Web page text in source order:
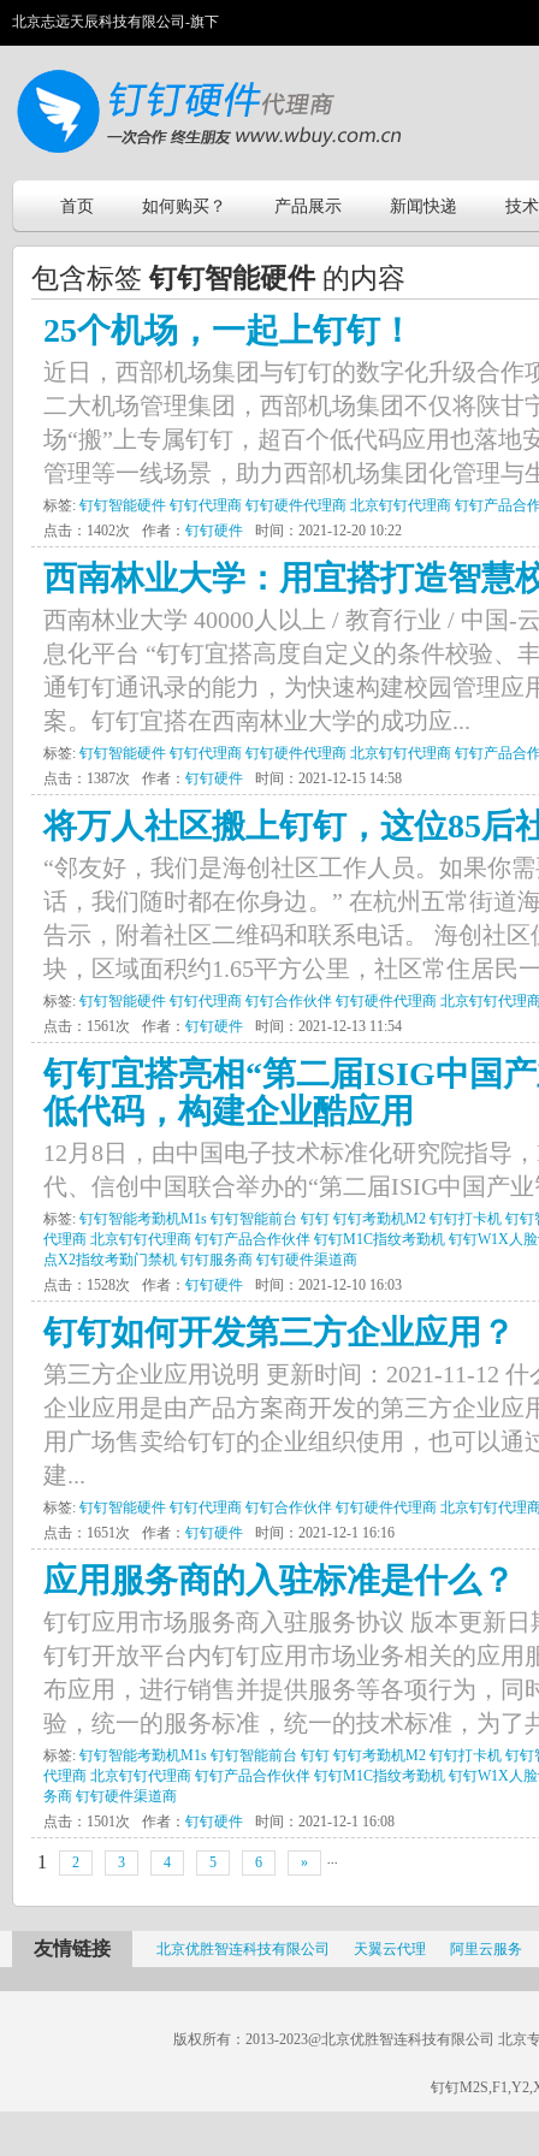
北京志远天辰科技有限公司-旗下
首页 如何购买？ 产品展示 新闻快递 技
包含标签钉钉智能硬件的内容
25个机场，一起上钉钉！
近日，西部机场集团与钉钉的数字化升级合作
二大机场管理集团，西部机场集团不仅将陕甘
场“搬”上专属钉钉，超百个低代码应用也落地
管理等一线场景，助力西部机场集团化管理与
标签: 钉钉智能硬件 钉钉代理商 钉钉硬件代理商 北京钉钉代理商 钉钉产品合
点击：1402次
作者： 钉钉硬件 时间：2021-12-20 10:22
西南林业大学：用宜搭打造智慧
西南林业大学 40000人以上 / 教育行业 / 中国-
息化平台 “钉钉宜搭高度自定义的条件校验、
通钉钉通讯录的能力，为快速构建校园管理应
案。钉钉宜搭在西南林业大学的成功应...
标签: 钉钉智能硬件 钉钉代理商 钉钉硬件代理商 北京钉钉代理商 钉钉产品合
点击：1387次
作者： 钉钉硬件 时间：2021-12-15 14:58
将万人社区搬上钉钉，这位85后
“邻友好，我们是海创社区工作人员。如果你
话，我们随时都在你身边。” 在杭州五常街道
告示，附着社区二维码和联系电话。 海创社
块，区域面积约1.65平方公里，社区常住居民
标签: 钉钉智能硬件 钉钉代理商 钉钉合作伙伴 钉钉硬件代理商 北京钉钉代理
点击：1561次
作者： 钉钉硬件 时间：2021-12-13 11:54
钉钉宜搭亮相“第二届ISIG中国
低代码，构建企业酷应用
12月8日，由中国电子技术标准化研究院指导
代、信创中国联合举办的“第二届ISIG中国产
标签: 钉钉智能考勤机M1s 钉钉智能前台 钉钉 钉钉考勤机M2 钉钉打卡机 钉钉
代理商 北京钉钉代理商 钉钉产品合作伙伴 钉钉M1C指纹考勤机 钉钉W1X人
点X2指纹考勤门禁机 钉钉服务商 钉钉硬件渠道商
点击：1528次
作者： 钉钉硬件 时间：2021-12-10 16:03
钉钉如何开发第三方企业应用？
第三方企业应用说明 更新时间：2021-11-12
企业应用是由产品方案商开发的第三方企业应
用广场售卖给钉钉的企业组织使用，也可以通
建...
标签: 钉钉智能硬件 钉钉代理商 钉钉合作伙伴 钉钉硬件代理商 北京钉钉代理
点击：1651次
作者： 钉钉硬件 时间：2021-12-1 16:16
应用服务商的入驻标准是什么？
钉钉应用市场服务商入驻服务协议 版本更新日
钉钉开放平台内钉钉应用市场业务相关的应用
布应用，进行销售并提供服务等各项行为，同
验，统一的服务标准，统一的技术标准，为了
标签: 钉钉智能考勤机M1s 钉钉智能前台 钉钉 钉钉考勤机M2 钉钉打卡机 钉钉
代理商 北京钉钉代理商 钉钉产品合作伙伴 钉钉M1C指纹考勤机 钉钉W1X人
务商 钉钉硬件渠道商
点击：1501次
作者： 钉钉硬件 时间：2021-12-1 16:08
1 2 3 4 5 6 ...
»
友情链接 北京优胜智连科技有限公司 天翼云代理 阿里云服务
版权所有：2013-2023@北京优胜智连科技有限公司 北京
钉钉